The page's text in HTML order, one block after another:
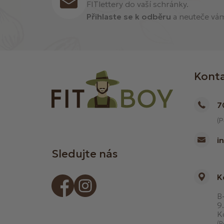
FITlettery do vaší schránky.
Přihlaste se k odběru a neuteče
Sledujte nás